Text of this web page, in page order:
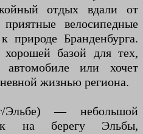
отдых вдали от
велосипедные
природе Бранденбурга.
хорошей базой для тех,
или хочет
жизнью региона.
Эльбе) — небольшой
на берегу Эльбы,